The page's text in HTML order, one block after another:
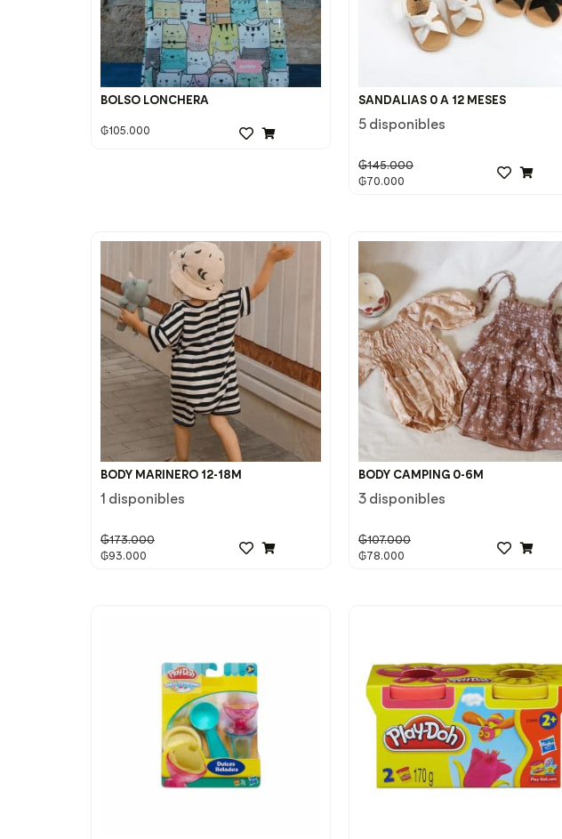
BOLSO LONCHERA
₲105.000
SANDALIAS 0 A 12 MESES
5 disponibles
₲145.000
₲70.000
BODY MARINERO 12-18M
1 disponibles
₲173.000
₲93.000
BODY CAMPING 0-6M
3 disponibles
₲107.000
₲78.000